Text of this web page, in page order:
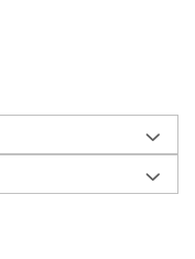
a preveni orice
fiecare fototapet este
se potrivește